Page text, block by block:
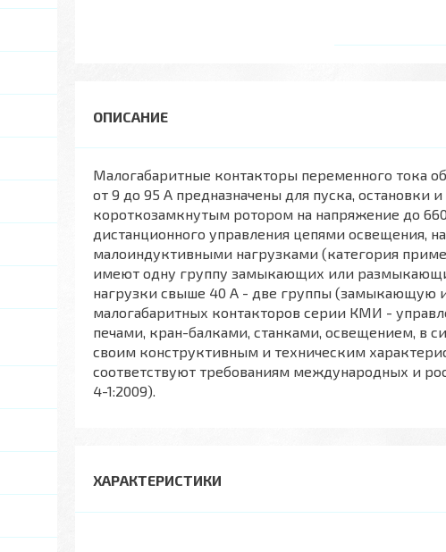
Малогабаритные контакторы переменного тока
от 9 до 95 А предназначены для пуска, остановки
короткозамкнутым ротором на напряжение до
дистанционного управления цепями освещения,
малоиндуктивными нагрузками (категория
имеют одну группу замыкающих или
нагрузки свыше 40 А - две группы (замыкающую
малогабаритных контакторов серии КМИ -
печами, кран-балками, станками, освещением, в
своим конструктивным и техническим
соответствуют требованиям международных и
4-1:2009).
ХАРАКТЕРИСТИКИ